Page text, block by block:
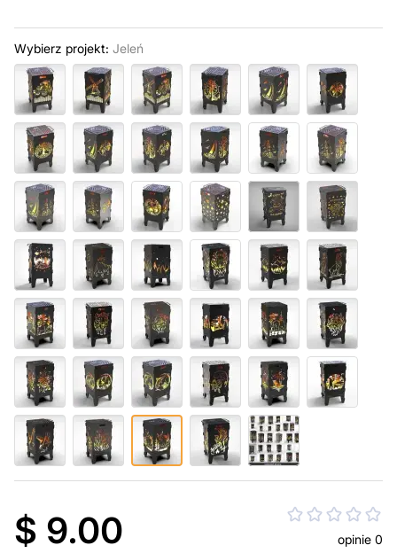
Wybierz projekt: Jeleń
$ 9.00 opinie 0